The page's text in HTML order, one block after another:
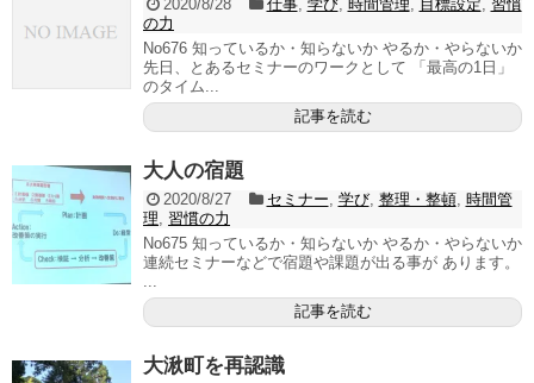
2020/8/28 仕事, 学び, 時間管理 目標設定 習慣
の力
No676 知っているか・知らないか やるか・やらないか
先日、とあるセミナーのワークとして 「最高の1日」
のタイム...
記事を読む
大人の宿題
2020/8/27 セミナー 学び, 整理・整頓, 時間管
理 習慣の力
No675 知っているか・知らないか やるか・やらないか
連続セミナーなどで宿題や課題が出る事が あります。
記事を読む
大湫町を再認識